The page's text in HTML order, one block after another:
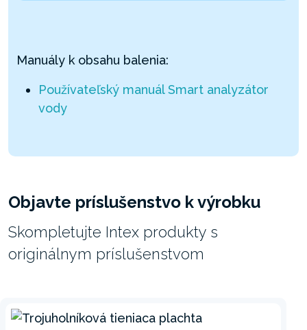
Manuály k obsahu balenia:
Používateľský manuál Smart analyzátor
vody
Objavte príslušenstvo k výrobku
Skompletujte Intex produkty s
originálnym príslušenstvom